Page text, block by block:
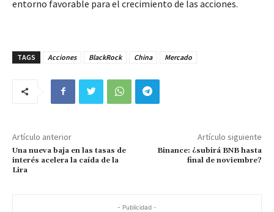
entorno favorable para el crecimiento de las acciones.
TAGS Acciones BlackRock China Mercado
Artículo anterior
Una nueva baja en las tasas de
interés acelera la caída de la
Lira
Artículo siguiente
Binance: ¿subirá BNB hasta
final de noviembre?
- Publicidad -